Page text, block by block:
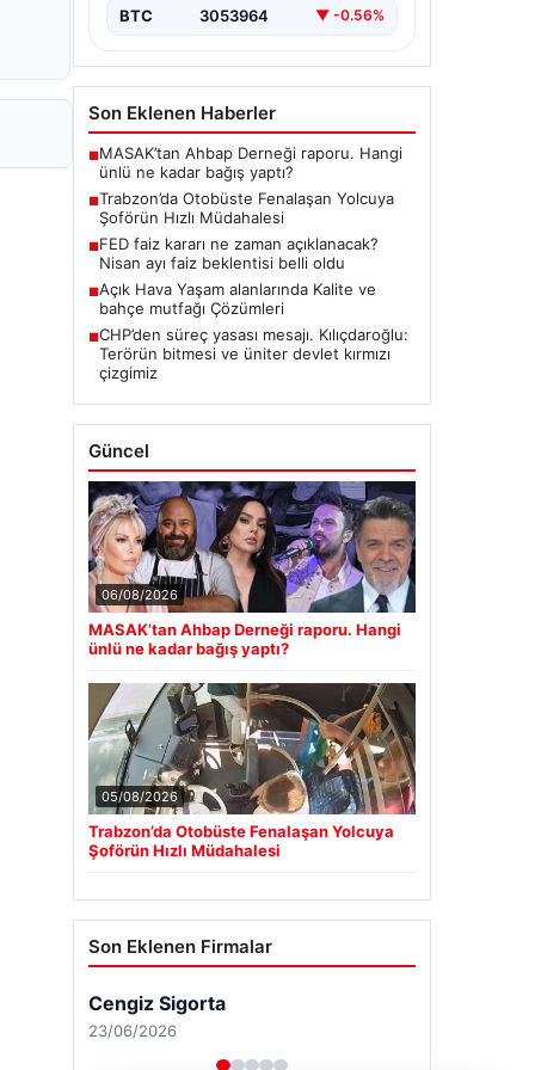
BTC 3053964 ▼ -0.56%
Son Eklenen Haberler
■MASAK’tan Ahbap Derneği raporu. Hangi
ünlü ne kadar bağış yaptı?
■Trabzon’da Otobüste Fenalaşan Yolcuya
Şoförün Hızlı Müdahalesi
■FED faiz kararı ne zaman açıklanacak?
Nisan ayı faiz beklentisi belli oldu
■Açık Hava Yaşam alanlarında Kalite ve
bahçe mutfağı Çözümleri
■CHP’den süreç yasası mesajı. Kılıçdaroğlu:
Terörün bitmesi ve üniter devlet kırmızı
çizgimiz
Güncel
06/08/2026
MASAK’tan Ahbap Derneği raporu. Hangi
ünlü ne kadar bağış yaptı?
05/08/2026
Trabzon’da Otobüste Fenalaşan Yolcuya
Şoförün Hızlı Müdahalesi
Son Eklenen Firmalar
Cengiz Sigorta
23/06/2026